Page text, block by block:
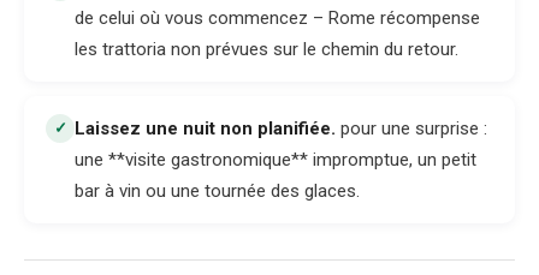
de celui où vous commencez – Rome récompense
les trattoria non prévues sur le chemin du retour.
✓ Laissez une nuit non planifiée. pour une surprise :
une **visite gastronomique** impromptue, un petit
bar à vin ou une tournée des glaces.